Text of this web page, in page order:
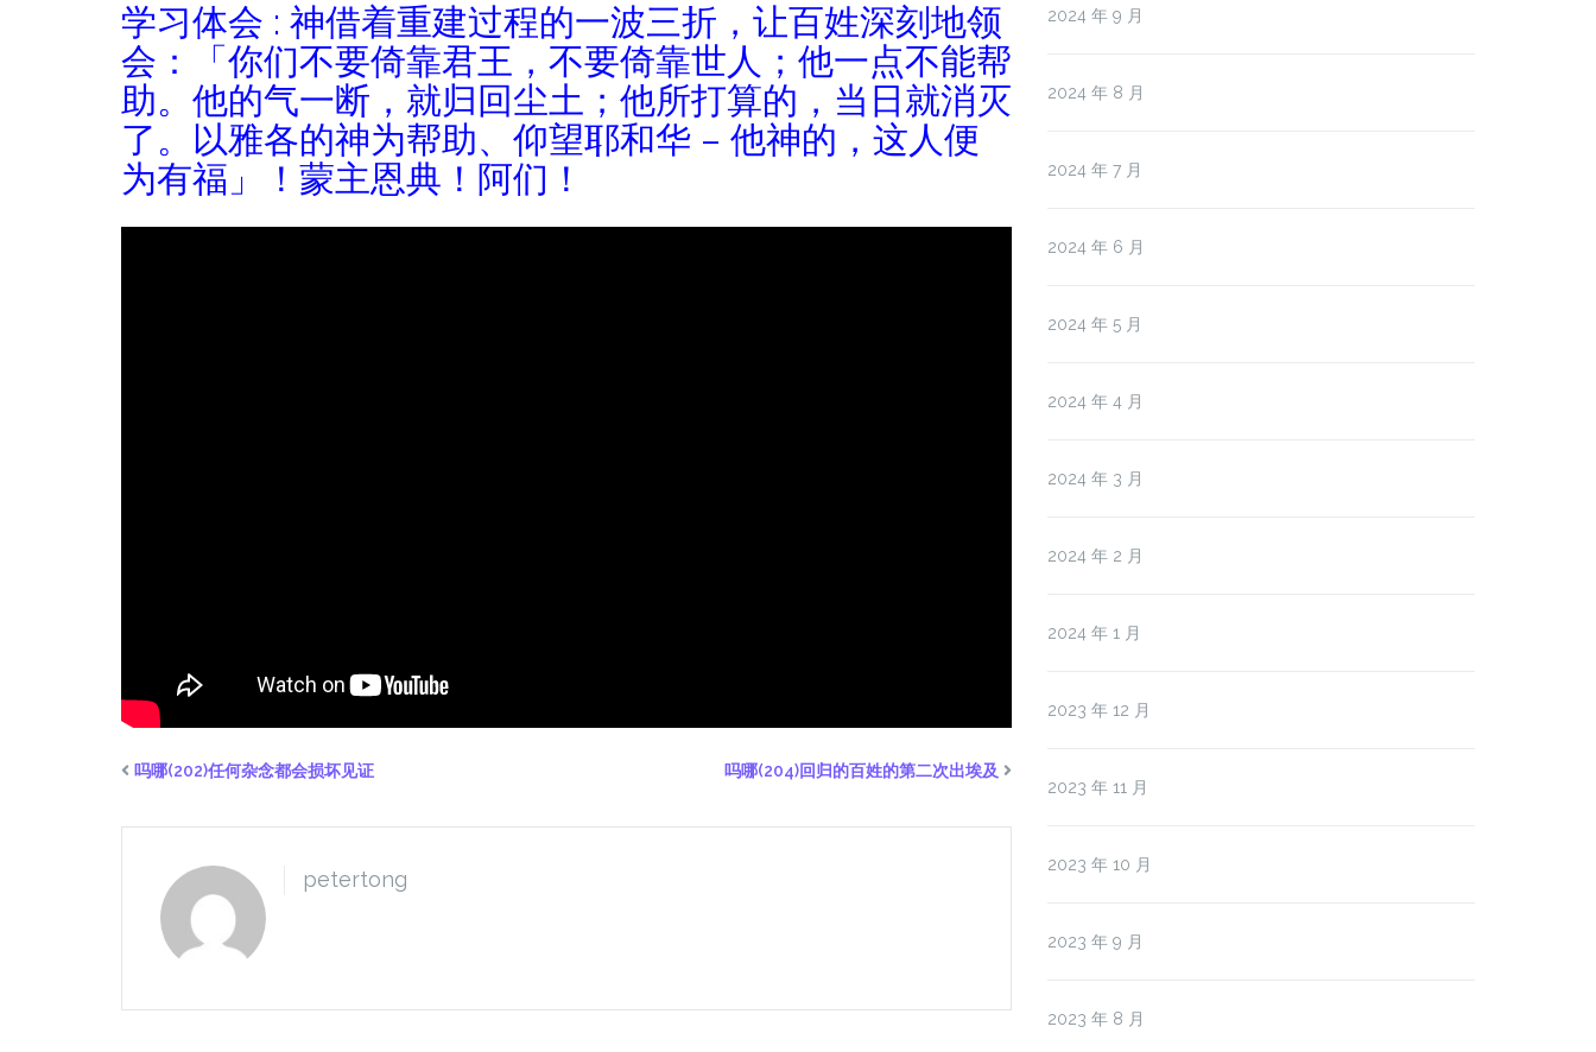
学习体会 : 神借着重建过程的一波三折，让百姓深刻地领
会：「你们不要倚靠君王，不要倚靠世人；他一点不能帮
助。他的气一断，就归回尘土；他所打算的，当日就消灭
了。以雅各的神为帮助、仰望耶和华 – 他神的，这人便
为有福」！蒙主恩典！阿们！
吗哪(202)任何杂念都会损坏见证 吗哪(204)回归的百姓的第二次出埃及
petertong
2024 年 9 月
2024 年 8 月
2024 年 7 月
2024 年 6 月
2024 年 5 月
2024 年 4 月
2024 年 3 月
2024 年 2 月
2024 年 1 月
2023 年 12 月
2023 年 11 月
2023 年 10 月
2023 年 9 月
2023 年 8 月